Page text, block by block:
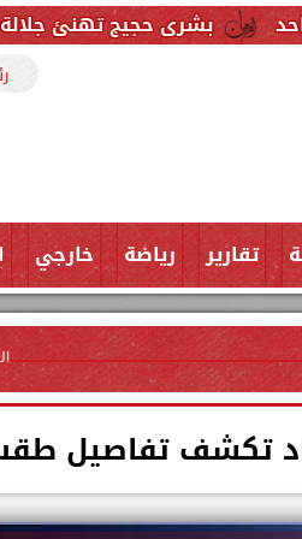
حجيج تهنئ جلالة الملك محمد
تقارير رياضة خارجي
تكشف تفاصيل